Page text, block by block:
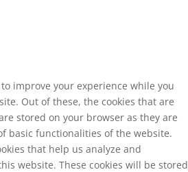
improve your experience while you
Out of these, the cookies that are
stored on your browser as they are
basic functionalities of the website.
that help us analyze and
website. These cookies will be stored